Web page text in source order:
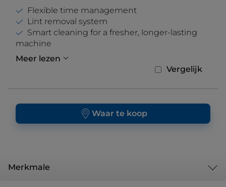
Flexible time management
Lint removal system
Smart cleaning for a fresher, longer-lasting
machine
Meer lezen
Vergelijk
Waar te koop
Merkmale